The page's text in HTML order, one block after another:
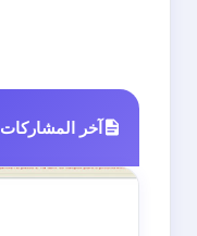
آخر المشاركات